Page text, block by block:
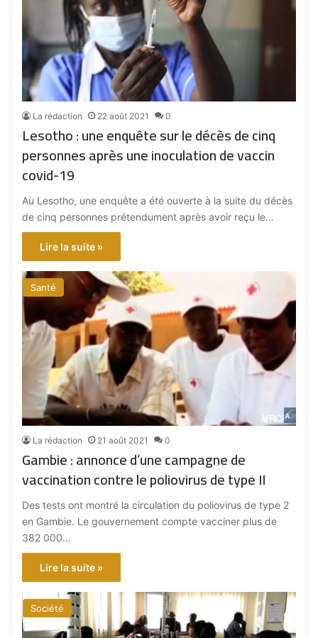
La rédaction 22 août 2021 0
Lesotho : une enquête sur le décès de cinq
personnes après une inoculation de vaccin
covid-19
Au Lesotho, une enquête a été ouverte à la suite du décès
de cinq personnes prétendument après avoir reçu le…
Lire la suite »
Santé
La rédaction 21 août 2021 0
Gambie : annonce d’une campagne de
vaccination contre le poliovirus de type II
Des tests ont montré la circulation du poliovirus de type 2
en Gambie. Le gouvernement compte vacciner plus de
382 000…
Lire la suite »
Société